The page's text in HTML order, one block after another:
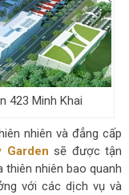
423 Minh Khai
nhiên và đẳng cấp
Garden sẽ được tận
nhiên bao quanh
với các dịch vụ và